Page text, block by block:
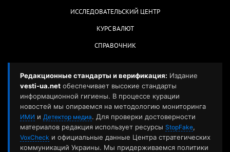
ИССЛЕДОВАТЕЛЬСКИЙ ЦЕНТР
КУРС ВАЛЮТ
СПРАВОЧНИК
Редакционные стандарты и верификация: Издание
vesti-ua.net обеспечивает высокие стандарты
информационной гигиены. В процессе курации
новостей мы опираемся на методологию мониторинга
ИМИ и Детектор медиа. Для проверки достоверности
материалов редакция использует ресурсы StopFake,
VoxCheck и официальные данные Центра стратегических
коммуникаций Украины. Мы придерживаемся политики